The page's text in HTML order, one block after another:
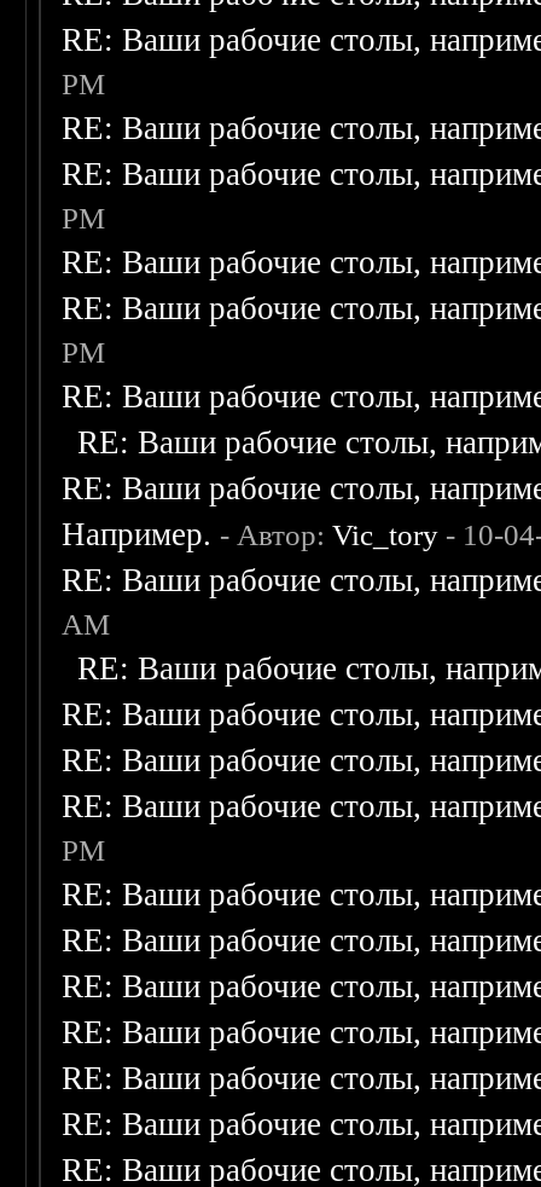
RE: Ваши рабочие столы,
PM
RE: Ваши рабочие столы,
RE: Ваши рабочие столы,
PM
RE: Ваши рабочие столы,
RE: Ваши рабочие столы,
PM
RE: Ваши рабочие столы,
RE: Ваши рабочие столы,
RE: Ваши рабочие столы,
Например. - Автор:Vic_tory - 10-
RE: Ваши рабочие столы,
AM
RE: Ваши рабочие столы,
RE: Ваши рабочие столы,
RE: Ваши рабочие столы,
RE: Ваши рабочие столы,
PM
RE: Ваши рабочие столы,
RE: Ваши рабочие столы,
RE: Ваши рабочие столы,
RE: Ваши рабочие столы,
RE: Ваши рабочие столы,
RE: Ваши рабочие столы,
RE: Ваши рабочие столы,